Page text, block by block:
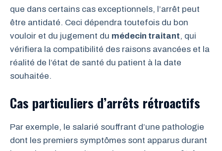
que dans certains cas exceptionnels, l’arrêt peut
être antidaté. Ceci dépendra toutefois du bon
vouloir et du jugement du médecin traitant, qui
vérifiera la compatibilité des raisons avancées et la
réalité de l’état de santé du patient à la date
souhaitée.
Cas particuliers d’arrêts rétroactifs
Par exemple, le salarié souffrant d’une pathologie
dont les premiers symptômes sont apparus durant